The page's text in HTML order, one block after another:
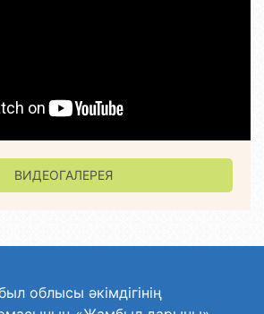
ВИДЕОГАЛЕРЕЯ
облысы әкімдігінің